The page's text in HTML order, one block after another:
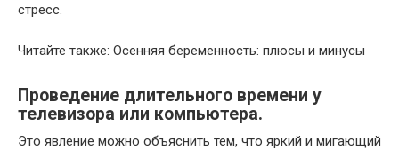
стресс.
Читайте также: Осенняя беременность: плюсы и минусы
Проведение длительного времени у
телевизора или компьютера.
Это явление можно объяснить тем, что яркий и мигающий